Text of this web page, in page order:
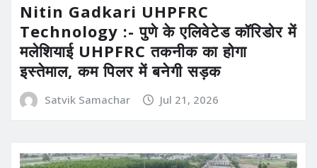
Nitin Gadkari UHPFRC
Technology :- पुणे के एलिवेटेड कॉरिडोर में
मलेशियाई UHPFRC तकनीक का होगा
इस्तेमाल, कम पिलर में बनेगी सड़क
Satvik Samachar Jul 21, 2026